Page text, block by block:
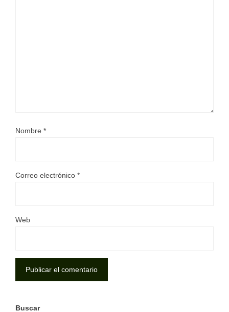
Nombre *
Correo electrónico *
Web
Buscar